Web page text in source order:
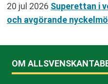
20 jul 2026 Superettan i
och avgörande
OM